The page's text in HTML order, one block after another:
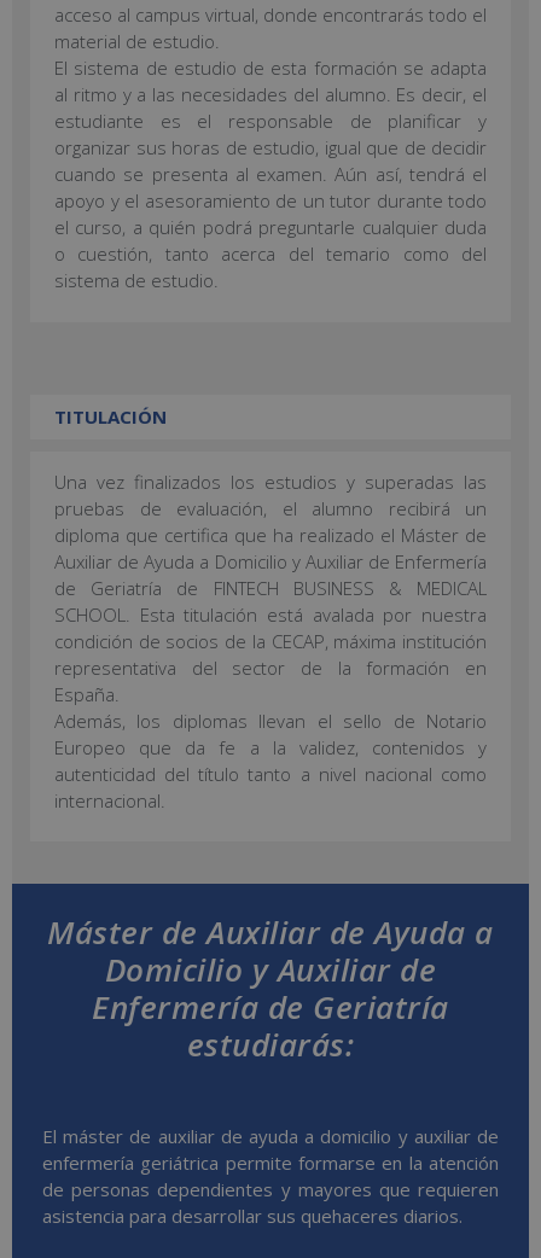
acceso al campus virtual, donde encontrarás todo el
material de estudio.
El sistema de estudio de esta formación se adapta
al ritmo y a las necesidades del alumno. Es decir, el
estudiante es el responsable de planificar y
organizar sus horas de estudio, igual que de decidir
cuando se presenta al examen. Aún así, tendrá el
apoyo y el asesoramiento de un tutor durante todo
el curso, a quién podrá preguntarle cualquier duda
o cuestión, tanto acerca del temario como del
sistema de estudio.
TITULACIÓN
Una vez finalizados los estudios y superadas las
pruebas de evaluación, el alumno recibirá un
diploma que certifica que ha realizado el Máster de
Auxiliar de Ayuda a Domicilio y Auxiliar de Enfermería
de Geriatría de FINTECH BUSINESS & MEDICAL
SCHOOL. Esta titulación está avalada por nuestra
condición de socios de la CECAP, máxima institución
representativa del sector de la formación en
España.
Además, los diplomas llevan el sello de Notario
Europeo que da fe a la validez, contenidos y
autenticidad del título tanto a nivel nacional como
internacional.
Máster de Auxiliar de Ayuda a
Domicilio y Auxiliar de
Enfermería de Geriatría
estudiarás:
El máster de auxiliar de ayuda a domicilio y auxiliar de
enfermería geriátrica permite formarse en la atención
de personas dependientes y mayores que requieren
asistencia para desarrollar sus quehaceres diarios.